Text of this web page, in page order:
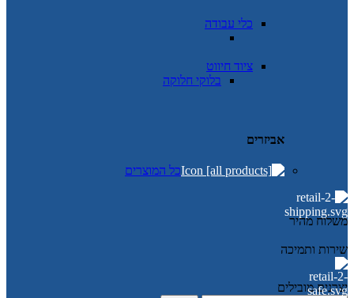
כלי עבודה
ציוד חיווט
בלוקי חלוקה
אביזרים
כל המוצרים
משלוח מהיר
שירות ותמיכה
יצרנים מובילים